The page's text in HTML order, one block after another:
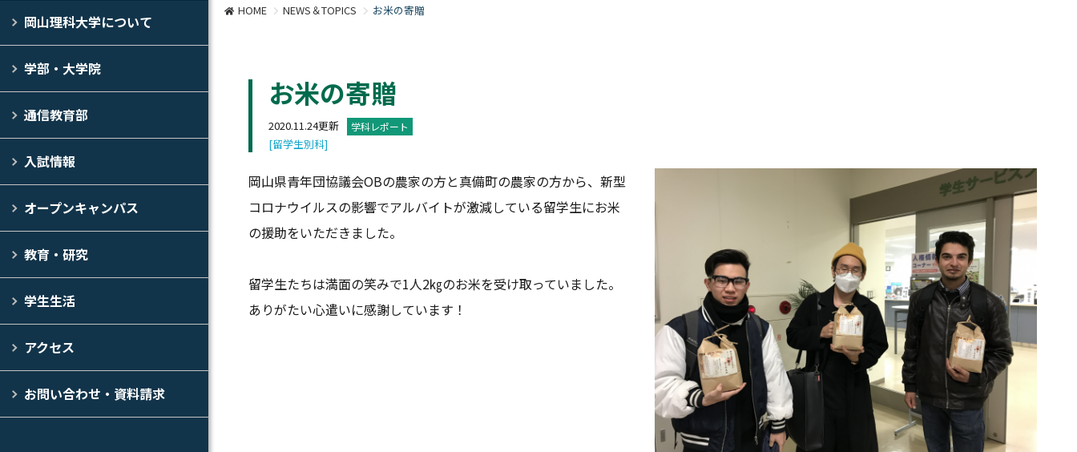
岡山理科大学について
学部・大学院
通信教育部
入試情報
オープンキャンパス
教育・研究
学生生活
アクセス
お問い合わせ・資料請求
HOME NEWS＆TOPICS お米の寄贈
お米の寄贈
2020.11.24更新 学科レポート
[留学生別科]
岡山県青年団協議会OBの農家の方と真備町の農家の方から、新型
コロナウイルスの影響でアルバイトが激減している留学生にお米
の援助をいただきました。
留学生たちは満面の笑みで1人2㎏のお米を受け取っていました。
ありがたい心遣いに感謝しています！